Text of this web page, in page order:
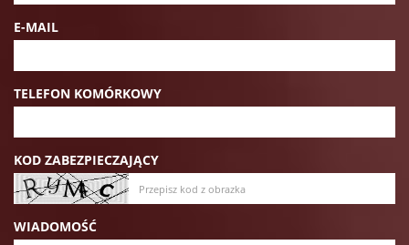
E-MAIL
TELEFON KOMÓRKOWY
KOD ZABEZPIECZAJĄCY
WIADOMOŚĆ